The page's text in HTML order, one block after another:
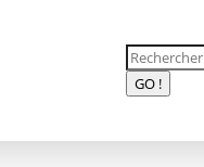
Recherche
deGO !